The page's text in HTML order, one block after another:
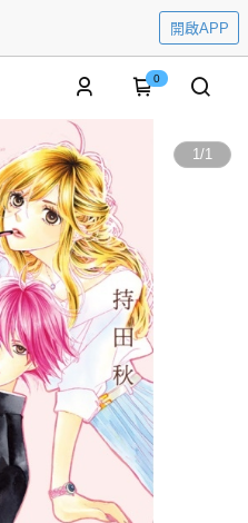
開啟APP
0
1/1